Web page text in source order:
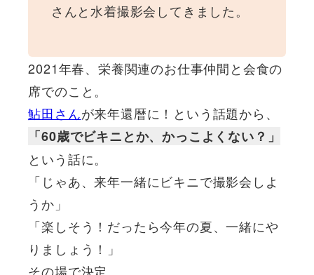
さんと水着撮影会してきました。
2021年春、栄養関連のお仕事仲間と会食の
席でのこと。
鮎田さんが来年還暦に！という話題から、
「60歳でビキニとか、かっこよくない？」
という話に。
「じゃあ、来年一緒にビキニで撮影会しよ
うか」
「楽しそう！だったら今年の夏、一緒にや
りましょう！」
その場で決定。